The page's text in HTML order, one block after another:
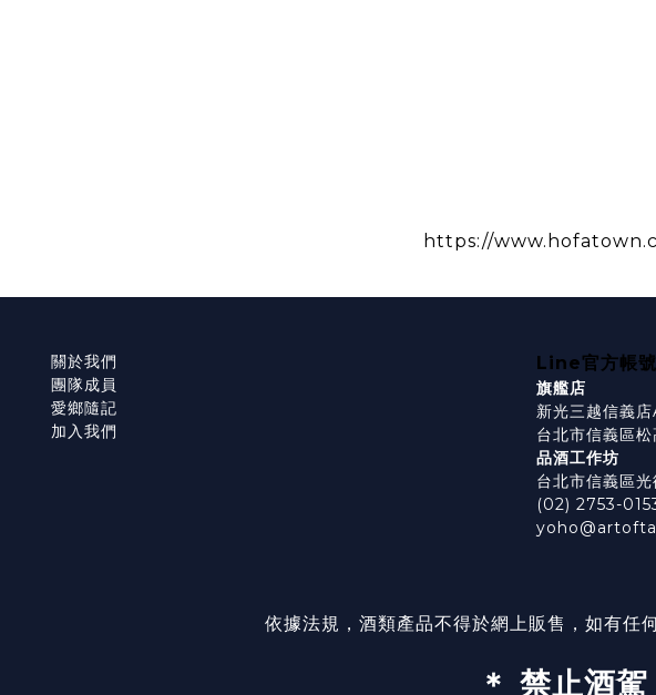
https://
關於我們
團隊成員
愛鄉隨記
加入我們
Line官方帳號
旗艦店
新光三越信義
台北市信義區
品酒工作坊
台北市信義區
(02) 2753-
依據法規，酒類產品不得於網上販售，如有任
＊ 禁止酒